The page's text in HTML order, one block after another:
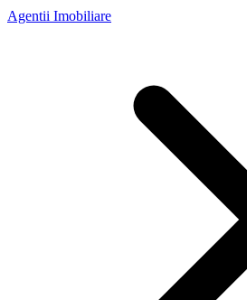
Agentii Imobiliare